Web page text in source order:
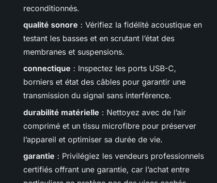
reconditionnés.
qualité sonore : Vérifiez la fidélité acoustique en
testant les basses et en scrutant l’état des
membranes et suspensions.
connectique : Inspectez les ports USB-C,
borniers et état des câbles pour garantir une
transmission du signal sans interférence.
durabilité matérielle : Nettoyez avec de l’air
comprimé et un tissu microfibre pour préserver
l’appareil et optimiser sa durée de vie.
garantie : Privilégiez les vendeurs professionnels
certifiés offrant une garantie, car l’achat entre